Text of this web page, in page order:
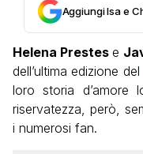
Aggiungi Isa e
Helena Prestes e
dell’ultima edizione del
loro storia d’amore
riservatezza, però,
i numerosi fan.